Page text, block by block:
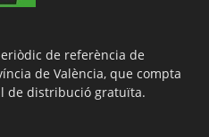
de referència de
de València, que compta
de distribució gratuïta.